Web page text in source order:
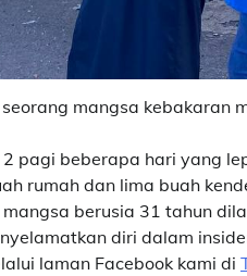
mangsa kebakaran
pagi beberapa hari yang
rumah dan lima buah
berusia 31 tahun
diri dalam
laman Facebook kami di